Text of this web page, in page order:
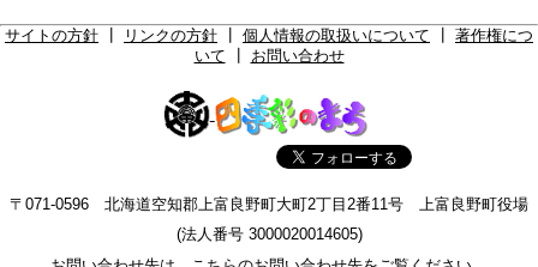
サイトの方針 リンクの方針 個人情報の取扱いについて
著作権につ
いて
お問い合わせ
〒071-0596 北海道空知郡上富良野町大町2丁目2番11号 上富良野町役場
(法人番号 3000020014605)